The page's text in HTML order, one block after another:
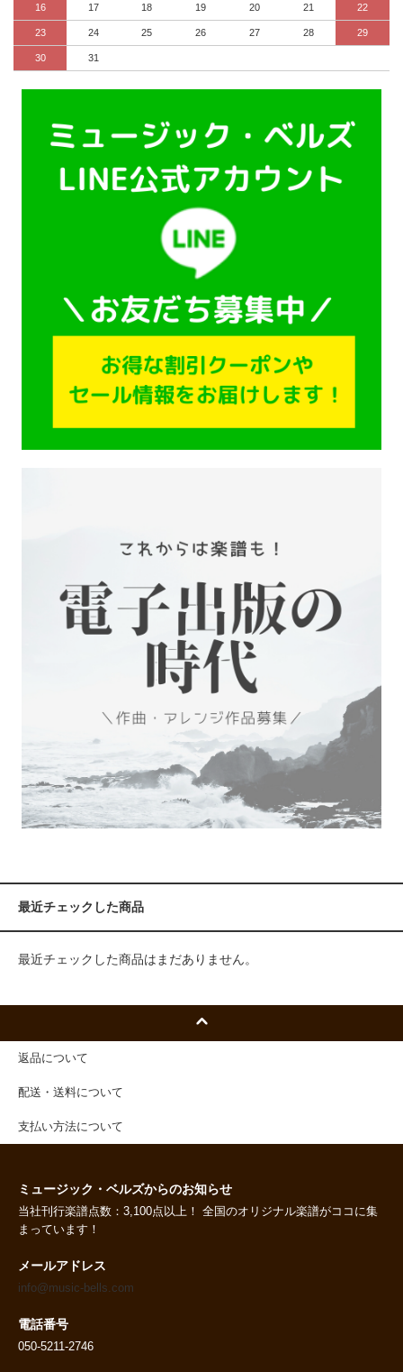
16 17 18 19 20 21 22
23 24 25 26 27 28 29
30 31
最近チェックした商品
最近チェックした商品はまだありません。
返品について
配送・送料について
支払い方法について
ミュージック・ベルズからのお知らせ
当社刊行楽譜点数：3,100点以上！ 全国のオリジナル楽譜がココに集
まっています！
メールアドレス
info@music-bells.com
電話番号
050-5211-2746